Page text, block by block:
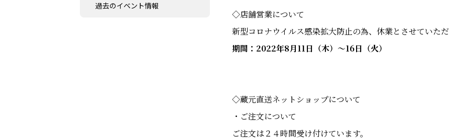
過去のイベント情報
◇店舗営業について
新型コロナウイルス感染拡大防止の為、休業とさせていた
期間：2022年8月11日（木）～16日（火）
◇蔵元直送ネットショップについて
・ご注文について
ご注文は２４時間受け付けています。